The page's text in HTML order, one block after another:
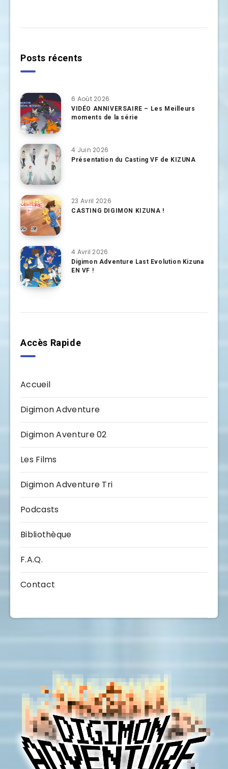
Posts récents
6 Août 2026
VIDÉO ANNIVERSAIRE – Les Meilleurs
moments de la série
4 Juin 2026
Présentation du Casting VF de KIZUNA
23 Avril 2026
CASTING DIGIMON KIZUNA !
4 Avril 2026
Digimon Adventure Last Evolution Kizuna
EN VF !
Accès Rapide
Accueil
Digimon Adventure
Digimon Aventure 02
Les Films
Digimon Adventure Tri
Podcasts
Bibliothèque
F.A.Q.
Contact